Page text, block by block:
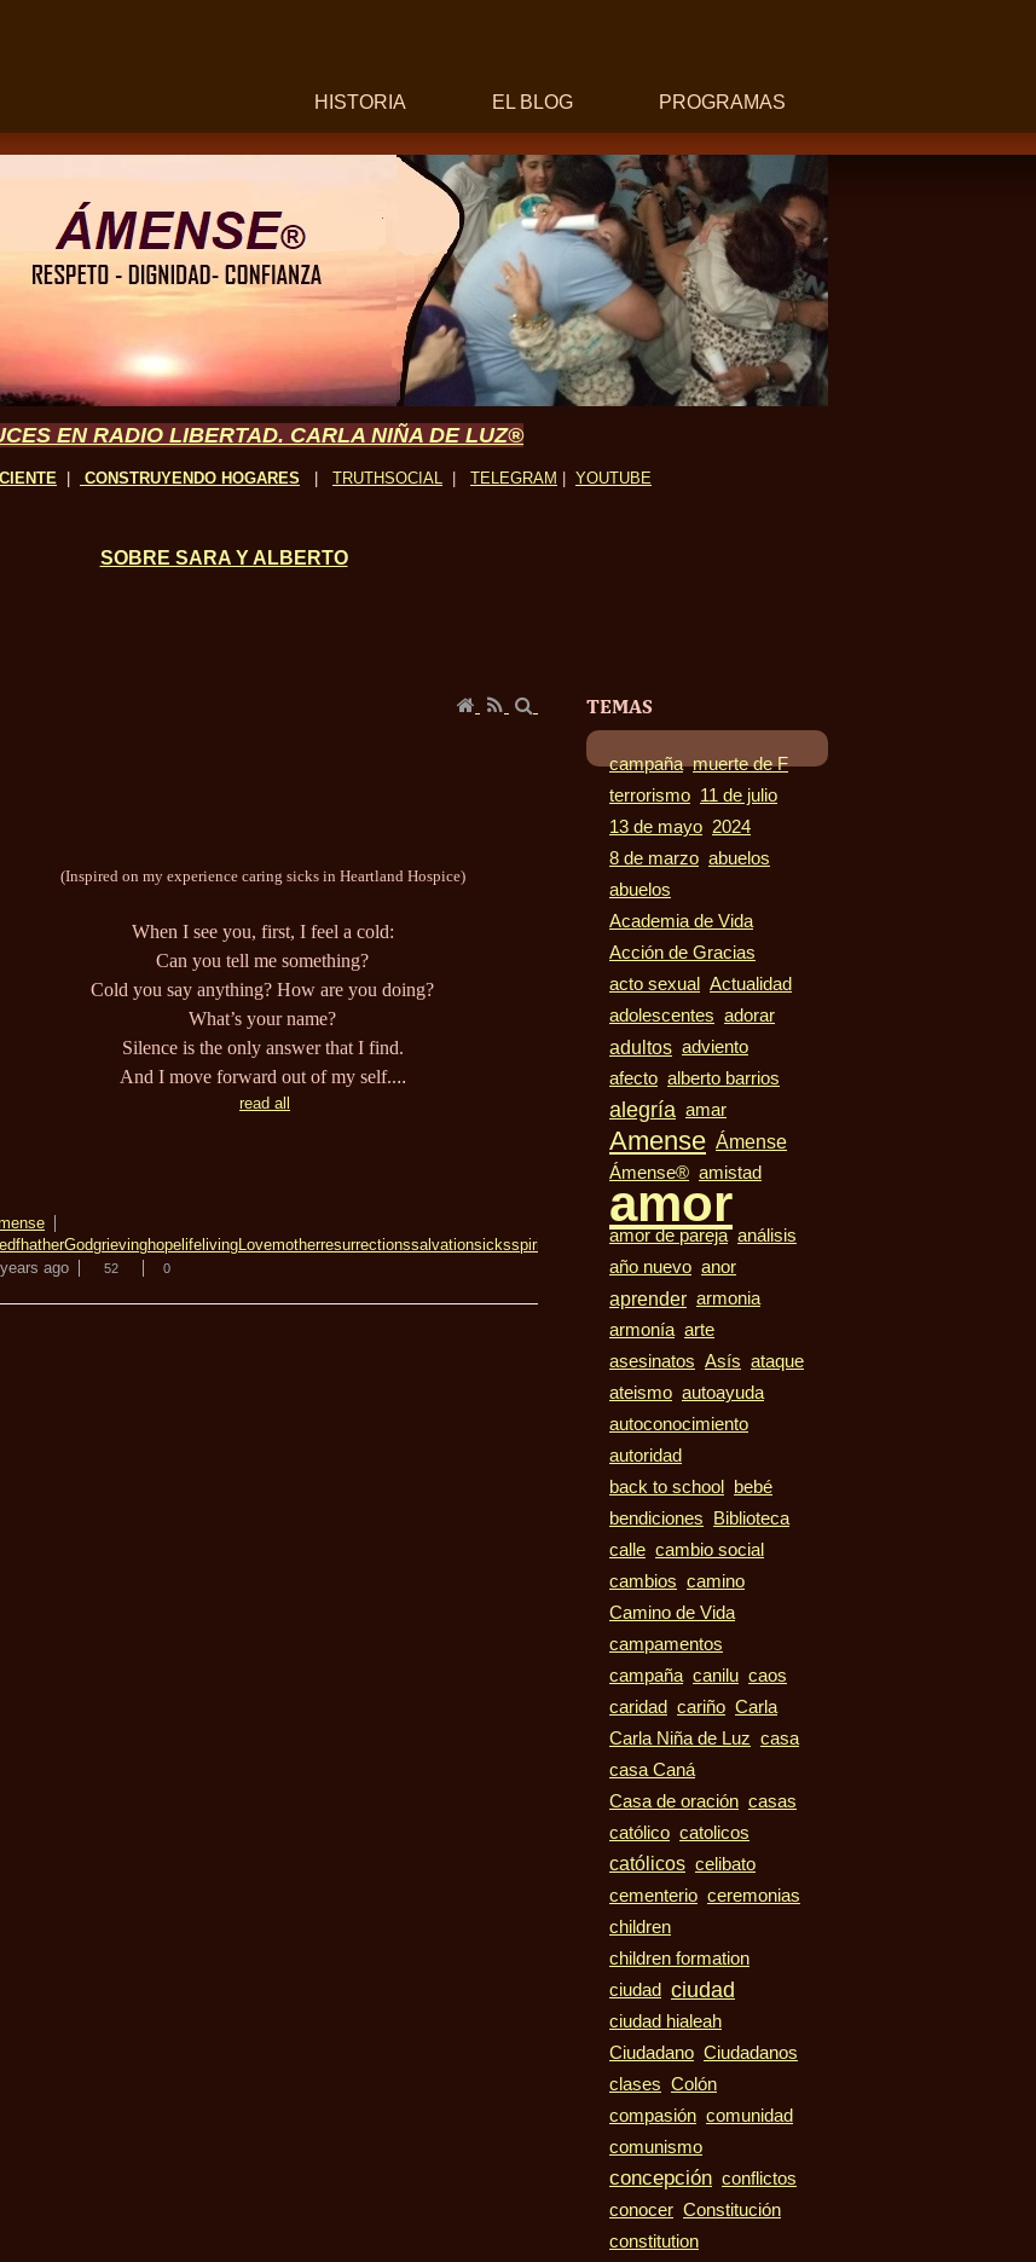
HISTORIA EL BLOG PROGRAMAS
EN RADIO LIBERTAD. CARLA NIÑA DE LUZ®
CONSTRUYENDO HOGARES TRUTHSOCIAL TELEGRAM YOUTUBE
SOBRE SARA Y ALBERTO
(Inspired on my experience caring sicks in Heartland Hospice)
When I see you, first, I feel a cold:
Can you tell me something?
Cold you say anything? How are you doing?
What’s your name?
Silence is the only answer that I find.
And I move forward out of my self....
read all
fhatherGodgrievinghope life livingLovemotherresurrectionssalvationsicksspirituality sufferingtrue
ago
52 0
TEMAS
campaña muerte de F
terrorismo 11 de julio
13 de mayo 2024
8 de marzo abuelos
abuelos
Academia de Vida
Acción de Gracias
acto sexual
Actualidad
adolescentes adorar
adultos adviento
afecto alberto barrios
alegría amar
Amense Ámense
Ámense® amistad
amor
amor de pareja análisis
año nuevo anor
aprender armonia
armonía arte
asesinatos Asís ataque
ateismo autoayuda
autoconocimiento
autoridad
back to school
bebé
bendiciones
Biblioteca
calle cambio social
cambios camino
Camino de Vida
campamentos
campaña canilu caos
caridad
cariño Carla
Carla Niña de Luz casa
casa Caná
Casa de oración casas
católico catolicos
católicos celibato
cementerio ceremonias
children
children formation
ciudad
ciudad
ciudad hialeah
Ciudadano Ciudadanos
clases Colón
compasión comunidad
comunismo
concepción conflictos
conocer Constitución
constitution